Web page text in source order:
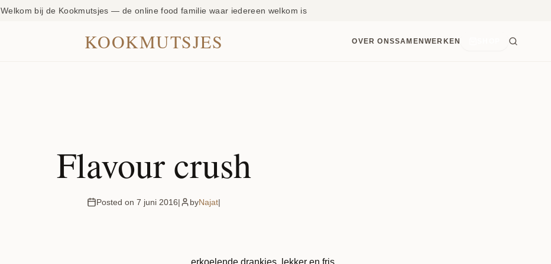
Welkom bij de Kookmutsjes — de online food familie waar iedereen welkom is
KOOKMUTSJES OVER ONSSAMENWERKEN
Flavour crush
Posted on 7 juni 2016| byNajat|
erkoelende drankjes, lekker en fris.